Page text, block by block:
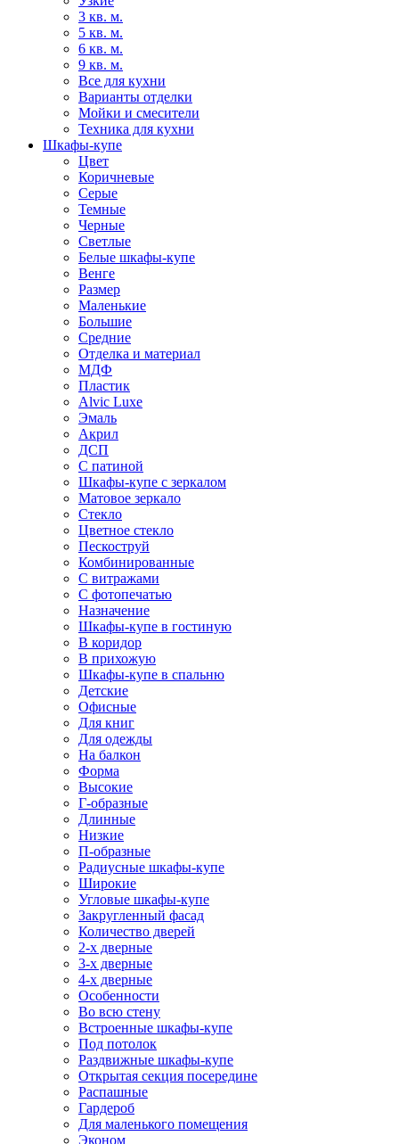
3 кв. м.
5 кв. м.
6 кв. м.
9 кв. м.
Все для кухни
Варианты отделки
Мойки и смесители
Техника для кухни
Шкафы-купе
Цвет
Коричневые
Серые
Темные
Черные
Светлые
Белые шкафы-купе
Венге
Размер
Маленькие
Большие
Средние
Отделка и материал
МДФ
Пластик
Alvic Luxe
Эмаль
Акрил
ДСП
С патиной
Шкафы-купе с зеркалом
Матовое зеркало
Стекло
Цветное стекло
Пескоструй
Комбинированные
С витражами
С фотопечатью
Назначение
Шкафы-купе в гостиную
В коридор
В прихожую
Шкафы-купе в спальню
Детские
Офисные
Для книг
Для одежды
На балкон
Форма
Высокие
Г-образные
Длинные
Низкие
П-образные
Радиусные шкафы-купе
Широкие
Угловые шкафы-купе
Закругленный фасад
Количество дверей
2-х дверные
3-х дверные
4-х дверные
Особенности
Во всю стену
Встроенные шкафы-купе
Под потолок
Раздвижные шкафы-купе
Открытая секция посередине
Распашные
Гардероб
Для маленького помещения
Эконом